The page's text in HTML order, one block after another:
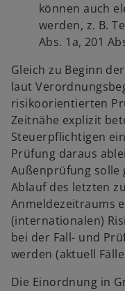
können auch
werden, z. B.
Abs. 1a, 201
Gleich zu Beginn
laut
risikoorientierten
Zeitnähe explizit
Steuerpflichtigen
Prüfung daraus
Außenprüfung solle
Ablauf des letzten
Anmeldezeitraums
(internationalen)
bei der Fall- und
werden (aktuell
Die Einordnung in